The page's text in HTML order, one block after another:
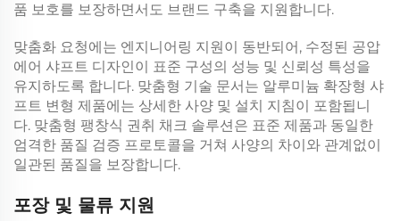
품 보호를 보장하면서도 브랜드 구축을 지원합니다.
맞춤화 요청에는 엔지니어링 지원이 동반되어, 수정된 공압
에어 샤프트 디자인이 표준 구성의 성능 및 신뢰성 특성을
유지하도록 합니다. 맞춤형 기술 문서는 알루미늄 확장형 샤
프트 변형 제품에는 상세한 사양 및 설치 지침이 포함됩니
다. 맞춤형 팽창식 권취 채크 솔루션은 표준 제품과 동일한
엄격한 품질 검증 프로토콜을 거쳐 사양의 차이와 관계없이
일관된 품질을 보장합니다.
포장 및 물류 지원